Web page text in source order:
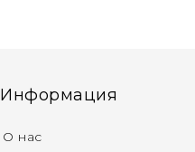
Информация
О нас